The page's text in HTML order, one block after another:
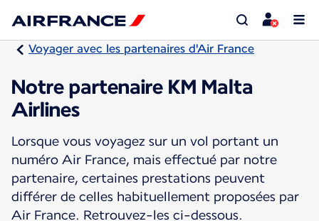
Voyager avec les partenaires d'Air France
Notre partenaire KM Malta
Airlines
Lorsque vous voyagez sur un vol portant un
numéro Air France, mais effectué par notre
partenaire, certaines prestations peuvent
différer de celles habituellement proposées par
Air France. Retrouvez-les ci-dessous.